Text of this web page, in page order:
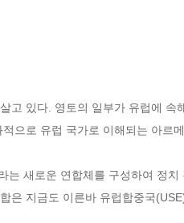
고 있다. 영토의 일부가 유럽에
으로 유럽 국가로 이해되는 아
는 새로운 연합체를 구성하여 정
은 지금도 이른바 유럽합중국